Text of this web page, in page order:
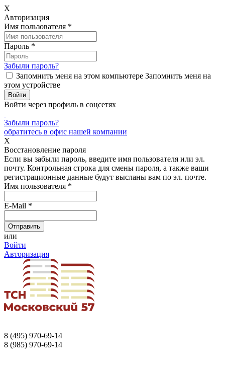
X
Авторизация
Имя пользователя *
Пароль *
Забыли пароль?
Запомнить меня на этом компьютере Запомнить меня на
этом устройстве
Войти через профиль в соцсетях
Забыли пароль?
обратитесь в офис нашей компании
X
Восстановление пароля
Если вы забыли пароль, введите имя пользователя или эл.
почту. Контрольная строка для смены пароля, а также ваши
регистрационные данные будут высланы вам по эл. почте.
Имя пользователя *
E-Mail *
или
Войти
Авторизация
8 (495) 970-69-14
8 (985) 970-69-14